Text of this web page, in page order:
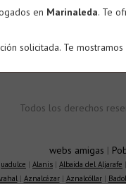
en Marinaleda. Te
solicitada. Te
Todos los derechos
webs amigas |
| Alanis | Albaida del Aljarafe |
| Aznalcázar| Aznalcóllar|